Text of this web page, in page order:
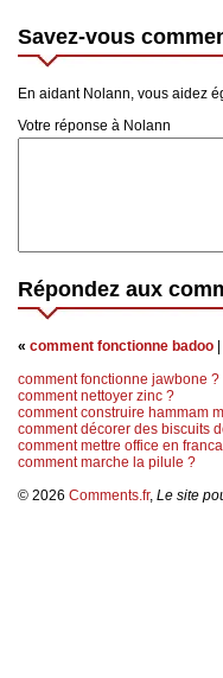
Savez-vous
En aidant Nolann, vous aidez
Votre réponse à Nolann
Répondez aux
« comment fonctionne badoo
comment fonctionne jawbone ?
comment nettoyer zinc ?
comment construire hammam
comment décorer des biscuits
comment mettre office en
comment marche la pilule ?
© 2026 Comments.fr, Le site